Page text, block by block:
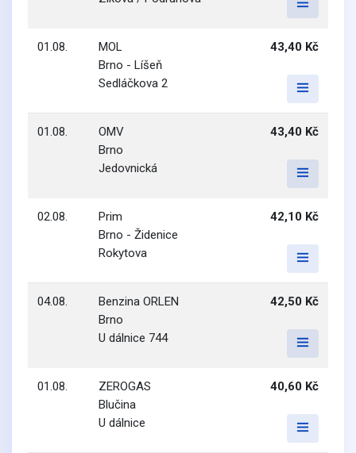
01.08.
MOL
Brno - Líšeň
Sedláčkova 2
43,40 Kč
01.08.
OMV
Brno
Jedovnická
43,40 Kč
02.08.
Prim
Brno - Židenice
Rokytova
42,10 Kč
04.08.
Benzina ORLEN
Brno
U dálnice 744
42,50 Kč
01.08.
ZEROGAS
Blučina
U dálnice
40,60 Kč